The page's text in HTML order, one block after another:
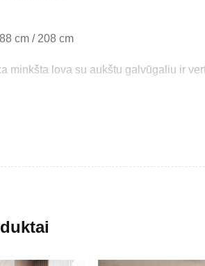
cm / 208 cm
minkšta lova su aukštu galvūgaliu ir
savybės
subtilus dizaino akcentas.
moderniems, tiek klasikiniams